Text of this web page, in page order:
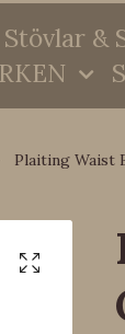
Stövlar &
Plaiting Waist